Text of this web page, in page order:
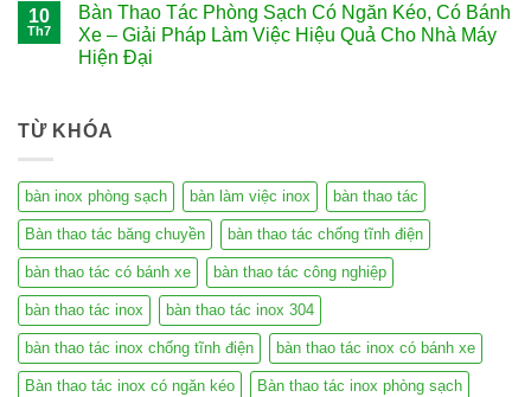
10
Th7
Bàn Thao Tác Phòng Sạch Có Ngăn Kéo, Có Bánh
Xe – Giải Pháp Làm Việc Hiệu Quả Cho Nhà Máy
Hiện Đại
TỪ KHÓA
bàn inox phòng sạch bàn làm việc inox bàn thao tác
Bàn thao tác băng chuyền bàn thao tác chống tĩnh điện
bàn thao tác có bánh xe bàn thao tác công nghiệp
bàn thao tác inox bàn thao tác inox 304
bàn thao tác inox chống tĩnh điện bàn thao tác inox có bánh xe
Bàn thao tác inox có ngăn kéo Bàn thao tác inox phòng sạch